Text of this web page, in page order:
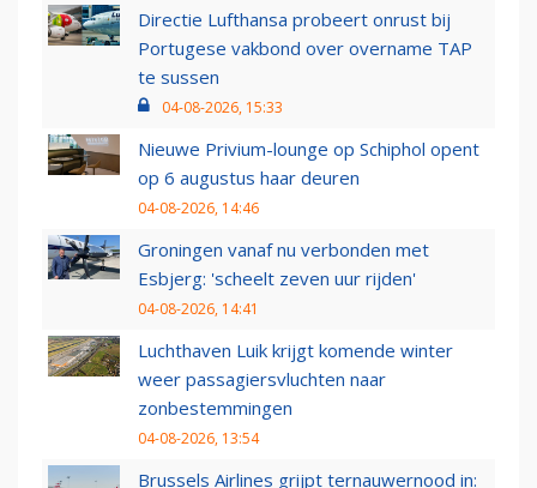
Directie Lufthansa probeert onrust bij
Portugese vakbond over overname TAP
te sussen
04-08-2026, 15:33
Nieuwe Privium-lounge op Schiphol opent
op 6 augustus haar deuren
04-08-2026, 14:46
Groningen vanaf nu verbonden met
Esbjerg: 'scheelt zeven uur rijden'
04-08-2026, 14:41
Luchthaven Luik krijgt komende winter
weer passagiersvluchten naar
zonbestemmingen
04-08-2026, 13:54
Brussels Airlines grijpt ternauwernood in: